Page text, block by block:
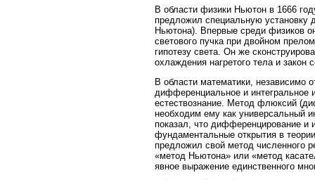
В области физики Ньютон в 1666
предложил специальную установку
Ньютона). Впервые среди физиков
светового пучка при двойном
гипотезу света. Он же
охлаждения нагретого тела и закон
В области математики, независимо
дифференциальное и интегральное
естествознание. Метод флюксий
необходим ему как универсальный
показал, что дифференцирование и
фундаментальные открытия в
предложил свой метод численного
«метод Ньютона» или «метод
явное выражение единственного